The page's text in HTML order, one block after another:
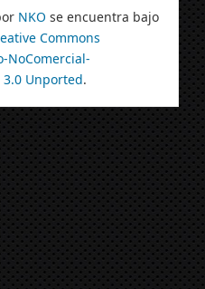
NKO se encuentra bajo
Commons
NoComercial-
Unported.